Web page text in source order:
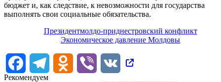
бюджет и, как следствие, к невозможности для государства
выполнять свои социальные обязательства.
Президентмолдо-приднестровский конфликт
Экономическое давление Молдовы
FacebookTelegram Odnoklassniki
Viber
VK
Рекомендуем